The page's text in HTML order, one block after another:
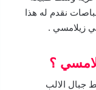
نقدم له هذا
زيلامسي .
؟
جبال الالب